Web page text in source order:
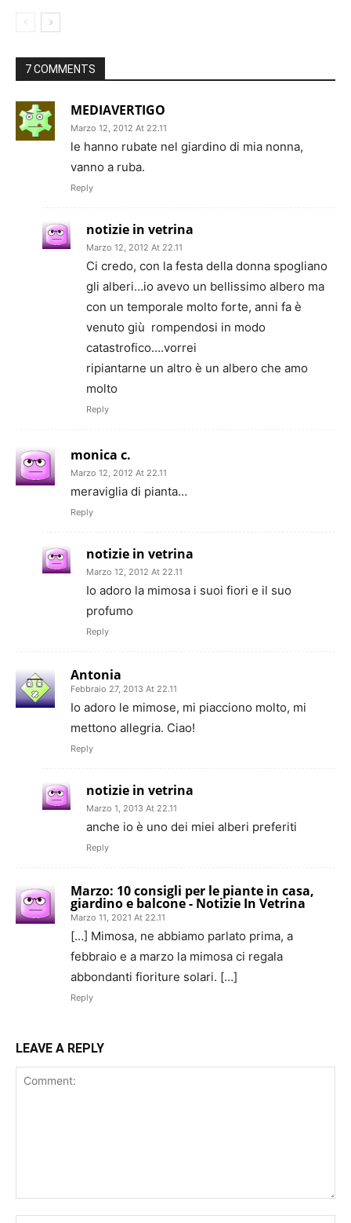
7 COMMENTS
MEDIAVERTIGO
Marzo 12, 2012 At 22.11
le hanno rubate nel giardino di mia nonna,
vanno a ruba.
Reply
notizie in vetrina
Marzo 12, 2012 At 22.11
Ci credo, con la festa della donna spogliano
gli alberi…io avevo un bellissimo albero ma
con un temporale molto forte, anni fa è
venuto giù rompendosi in modo
catastrofico….vorrei
ripiantarne un altro è un albero che amo
molto
Reply
monica c.
Marzo 12, 2012 At 22.11
meraviglia di pianta…
Reply
notizie in vetrina
Marzo 12, 2012 At 22.11
Io adoro la mimosa i suoi fiori e il suo
profumo
Reply
Antonia
Febbraio 27, 2013 At 22.11
Io adoro le mimose, mi piacciono molto, mi
mettono allegria. Ciao!
Reply
notizie in vetrina
Marzo 1, 2013 At 22.11
anche io è uno dei miei alberi preferiti
Reply
Marzo: 10 consigli per le piante in casa,
giardino e balcone - Notizie In Vetrina
Marzo 11, 2021 At 22.11
[…] Mimosa, ne abbiamo parlato prima, a
febbraio e a marzo la mimosa ci regala
abbondanti fioriture solari. […]
Reply
LEAVE A REPLY